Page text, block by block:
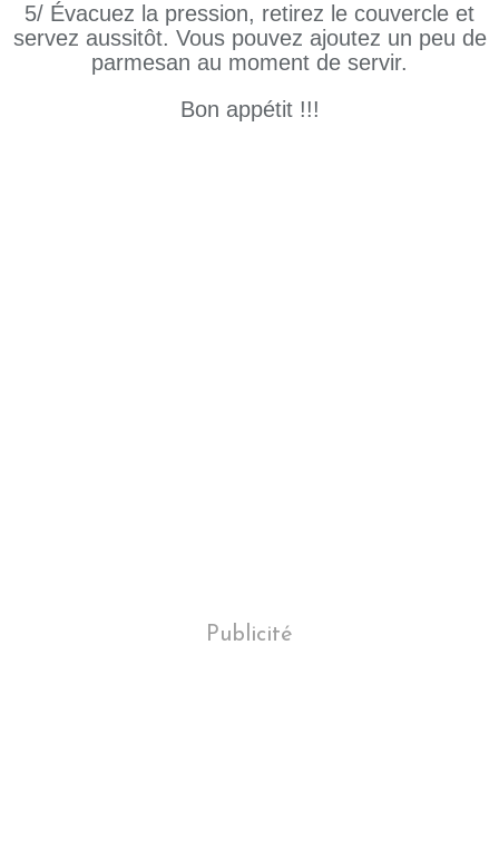
5/ Évacuez la pression, retirez le couvercle et
servez aussitôt. Vous pouvez ajoutez un peu de
parmesan au moment de servir.
Bon appétit !!!
Publicité